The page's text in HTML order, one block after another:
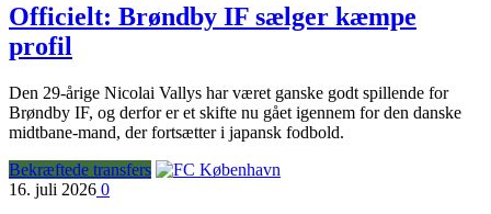
Officielt: Brøndby IF sælger kæmpe
profil
Den 29-årige Nicolai Vallys har været ganske godt spillende for
Brøndby IF, og derfor er et skifte nu gået igennem for den danske
midtbane-mand, der fortsætter i japansk fodbold.
Bekræftede transfers
16. juli 2026 0